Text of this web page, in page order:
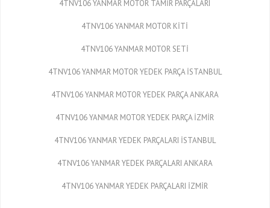
4TNV106 YANMAR MOTOR TAMİR PARÇALARI
4TNV106 YANMAR MOTOR KİTİ
4TNV106 YANMAR MOTOR SETİ
4TNV106 YANMAR MOTOR YEDEK PARÇA İSTANBUL
4TNV106 YANMAR MOTOR YEDEK PARÇA ANKARA
4TNV106 YANMAR MOTOR YEDEK PARÇA İZMİR
4TNV106 YANMAR YEDEK PARÇALARI İSTANBUL
4TNV106 YANMAR YEDEK PARÇALARI ANKARA
4TNV106 YANMAR YEDEK PARÇALARI İZMİR